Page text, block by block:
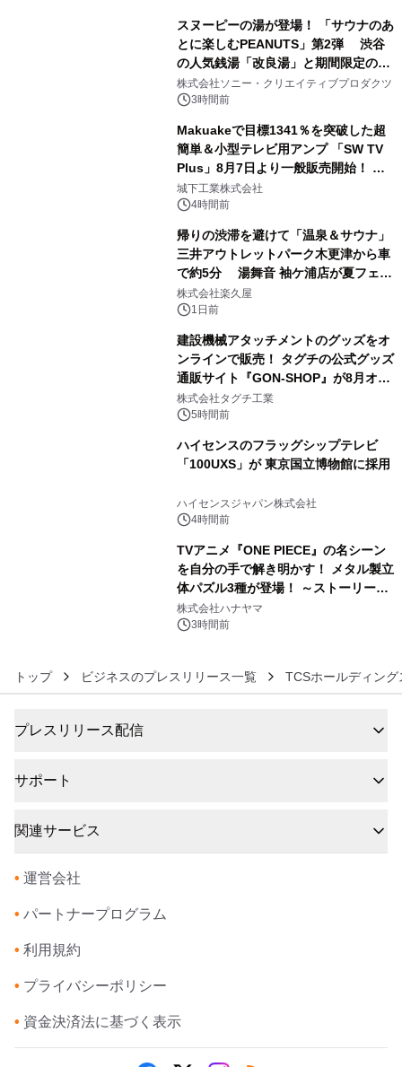
スヌーピーの湯が登場！ 「サウナのあ
とに楽しむPEANUTS」第2弾 渋谷
の人気銭湯「改良湯」と期間限定のコ
ラボレーション サウナイキタイコラ
ボグッズも発売決定！
株式会社ソニー・クリエイティブプロダクツ
3時間前
Makuakeで目標1341％を突破した超
簡単＆小型テレビ用アンプ 「SW TV
Plus」8月7日より一般販売開始！ ケ
ーブル1本つなぐだけ、テレビの音が
ぐっと豊かに
城下工業株式会社
4時間前
帰りの渋滞を避けて「温泉＆サウナ」
三井アウトレットパーク木更津から車
で約5分 湯舞音 袖ケ浦店が夏フェア
メニューを提供
株式会社楽久屋
1日前
建設機械アタッチメントのグッズをオ
ンラインで販売！ タグチの公式グッズ
通販サイト『GON-SHOP』が8月オー
プン
株式会社タグチ工業
5時間前
ハイセンスのフラッグシップテレビ
「100UXS」が 東京国立博物館に採用
ハイセンスジャパン株式会社
4時間前
TVアニメ『ONE PIECE』の名シーン
を自分の手で解き明かす！ メタル製立
体パズル3種が登場！ ～ストーリーと
ギミックが融合した 大人の体験型パズ
ルが8月7日(金)12時より先行予約受付
株式会社ハナヤマ
3時間前
トップ ビジネスのプレスリリース一覧 TCSホールディング
プレスリリース配信
サポート
関連サービス
• 運営会社
• パートナープログラム
• 利用規約
• プライバシーポリシー
• 資金決済法に基づく表示